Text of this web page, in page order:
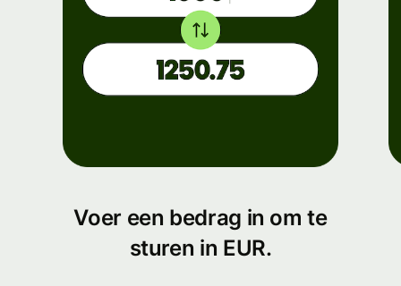
Voer een bedrag in om te
sturen in EUR.